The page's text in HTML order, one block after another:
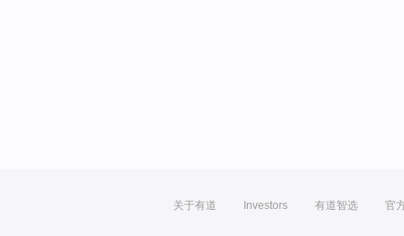
关于有道 Investors 有道智选 官